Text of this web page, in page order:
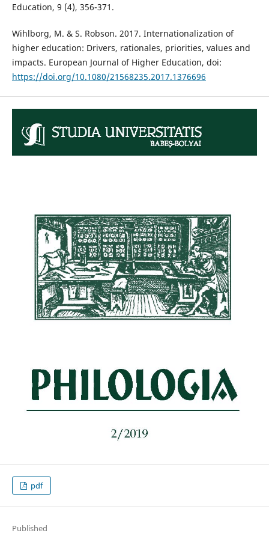
Education, 9 (4), 356-371.
Wihlborg, M. & S. Robson. 2017. Internationalization of
higher education: Drivers, rationales, priorities, values and
impacts. European Journal of Higher Education, doi:
https://doi.org/10.1080/21568235.2017.1376696
pdf
Published